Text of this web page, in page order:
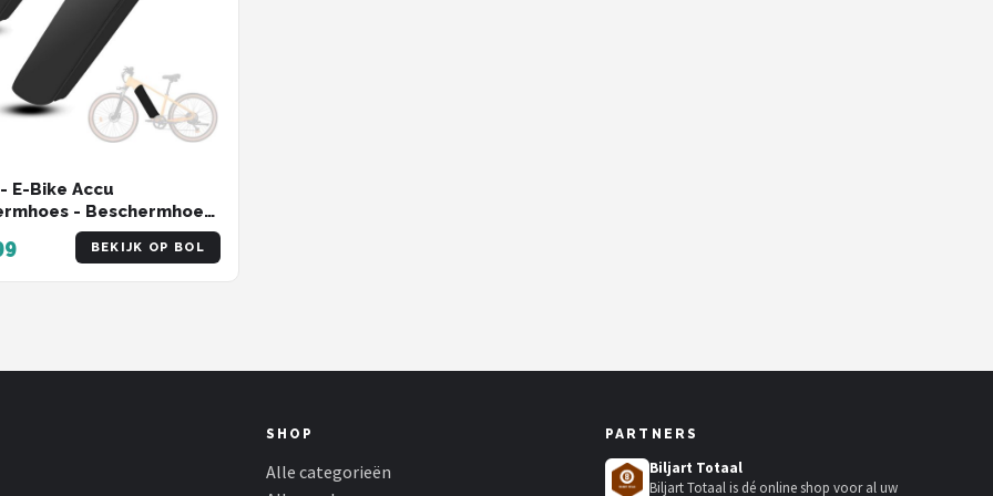
E-Bike Accu
- Beschermhoes
- Geïntegreerde
- Waterdicht en
- past op frames met
BEKIJK OP BOL
SHOP
Alle categorieën
PARTNERS
Biljart Totaal
Biljart Totaal is dé online shop voor al uw